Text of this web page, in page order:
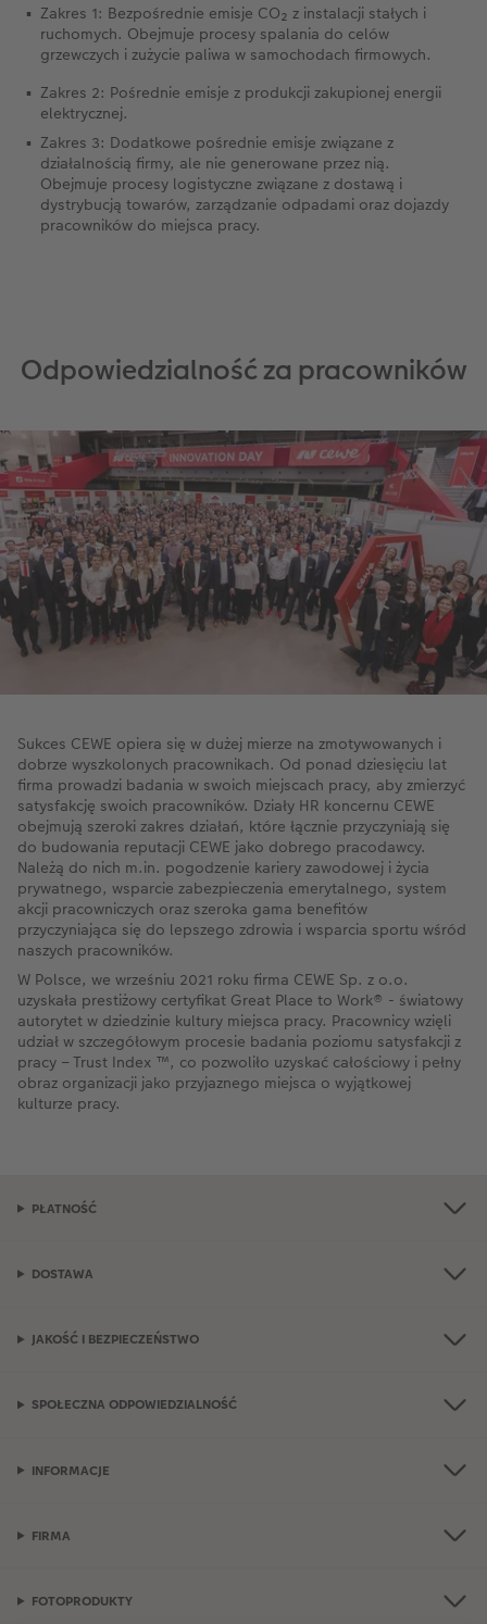
Zakres 1: Bezpośrednie emisje CO₂ z instalacji stałych i
ruchomych. Obejmuje procesy spalania do celów
grzewczych i zużycie paliwa w samochodach firmowych.
Zakres 2: Pośrednie emisje z produkcji zakupionej energii
elektrycznej.
Zakres 3: Dodatkowe pośrednie emisje związane z
działalnością firmy, ale nie generowane przez nią.
Obejmuje procesy logistyczne związane z dostawą i
dystrybucją towarów, zarządzanie odpadami oraz dojazdy
pracowników do miejsca pracy.
Odpowiedzialność za pracowników
Sukces CEWE opiera się w dużej mierze na zmotywowanych i
dobrze wyszkolonych pracownikach. Od ponad dziesięciu lat
firma prowadzi badania w swoich miejscach pracy, aby zmierzyć
satysfakcję swoich pracowników. Działy HR koncernu CEWE
obejmują szeroki zakres działań, które łącznie przyczyniają się
do budowania reputacji CEWE jako dobrego pracodawcy.
Należą do nich m.in. pogodzenie kariery zawodowej i życia
prywatnego, wsparcie zabezpieczenia emerytalnego, system
akcji pracowniczych oraz szeroka gama benefitów
przyczyniająca się do lepszego zdrowia i wsparcia sportu wśród
naszych pracowników.
W Polsce, we wrześniu 2021 roku firma CEWE Sp. z o.o.
uzyskała prestiżowy certyfikat Great Place to Work® - światowy
autorytet w dziedzinie kultury miejsca pracy. Pracownicy wzięli
udział w szczegółowym procesie badania poziomu satysfakcji z
pracy – Trust Index ™, co pozwoliło uzyskać całościowy i pełny
obraz organizacji jako przyjaznego miejsca o wyjątkowej
kulturze pracy.
PŁATNOŚĆ
DOSTAWA
JAKOŚĆ I BEZPIECZEŃSTWO
SPOŁECZNA ODPOWIEDZIALNOŚĆ
INFORMACJE
FIRMA
FOTOPRODUKTY